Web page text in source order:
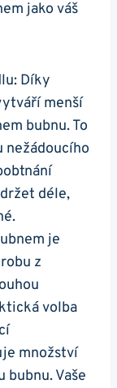
jako‍ váš
Díky
‌menší
bubnu. ‌To
nežádoucího
déle,⁣
je⁢
⁢z
volba
množství⁢
bubnu. Vaše